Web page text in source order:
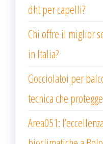
dht per capelli?
Chi offre il miglior
in Italia?
Gocciolatoi per
tecnica che
Area051: